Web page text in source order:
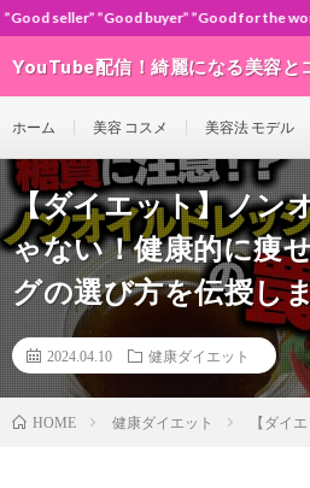
”Good for the world” ともに頑張ろう
YouTube配信！綺麗になる美容と
ホーム 美容 コスメ 美容法 モデル
【ダイエット】ノン
ゃない！健康的に痩
グの選び方を伝授し
2024.04.10 健康ダイエット
HOME 健康ダイエット 【ダイ